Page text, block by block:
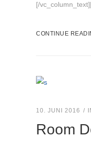
[/
CONTINUE
10. JUNI 2016
Room